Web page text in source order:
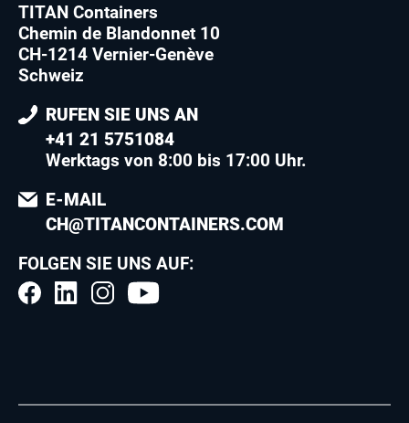
TITAN Containers
Chemin de Blandonnet 10
CH-1214 Vernier-Genève
Schweiz
RUFEN SIE UNS AN
+41 21 5751084
Werktags von 8:00 bis 17:00 Uhr.
E-MAIL
CH@TITANCONTAINERS.COM
FOLGEN SIE UNS AUF: